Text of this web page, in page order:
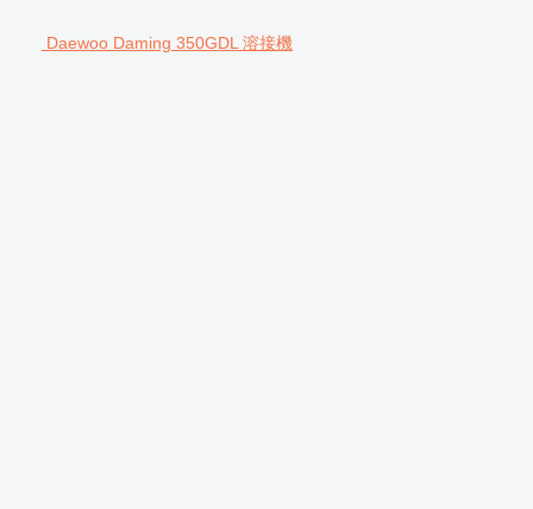
Daewoo Daming 350GDL 溶接機